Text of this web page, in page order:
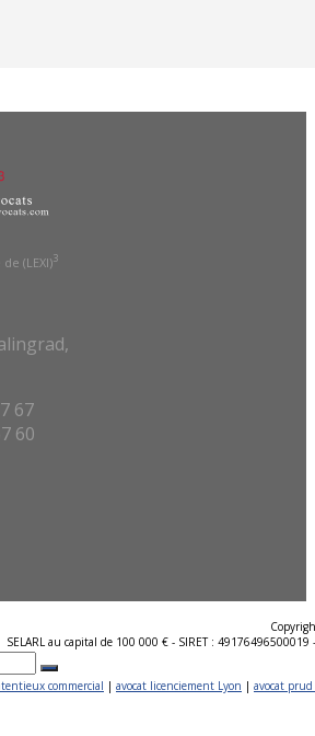
(LEXI)3
67
60
SELARL au capital de 100 000 € - SIRET :
commercial | avocat licenciement Lyon | avocat